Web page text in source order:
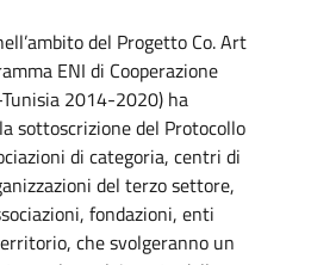
del Progetto Co. Art
ENI di Cooperazione
2014-2020) ha
sottoscrizione del Protocollo
di categoria, centri di
del terzo settore,
fondazioni, enti
che svolgeranno un